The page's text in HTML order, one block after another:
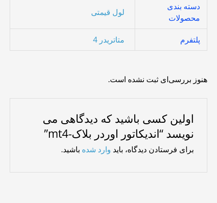
دسته بندی
محصولات
لول قیمتی
پلتفرم متاتریدر 4
هنوز بررسی‌ای ثبت نشده است.
اولین کسی باشید که دیدگاهی می
نویسد “اندیکاتور اوردر بلاک-mt4”
برای فرستادن دیدگاه، باید وارد شده باشید.